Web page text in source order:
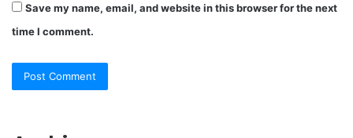
Save my name, email, and website in this browser for the next
time I comment.